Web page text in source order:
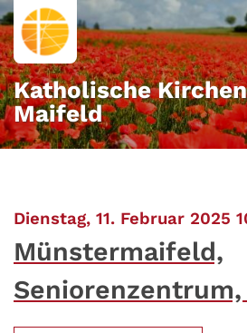
Zum Inhalt springen
Katholische
Maifeld
Dienstag, 11. Februar 2025
Münstermaifeld,
Seniorenzentrum,